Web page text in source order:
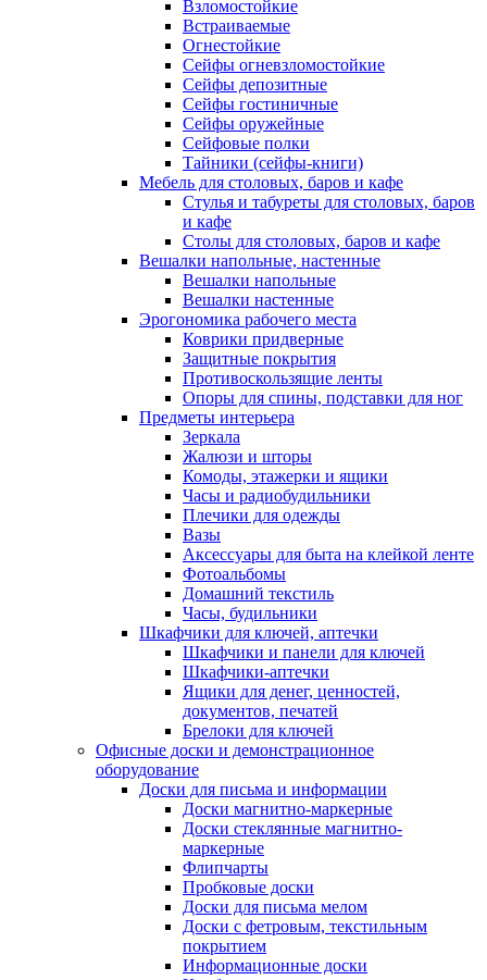
Взломостойкие
Встраиваемые
Огнестойкие
Сейфы огневзломостойкие
Сейфы депозитные
Сейфы гостиничные
Сейфы оружейные
Сейфовые полки
Тайники (сейфы-книги)
Мебель для столовых, баров и кафе
Стулья и табуреты для столовых, баров
и кафе
Столы для столовых, баров и кафе
Вешалки напольные, настенные
Вешалки напольные
Вешалки настенные
Эрогономика рабочего места
Коврики придверные
Защитные покрытия
Противоскользящие ленты
Опоры для спины, подставки для ног
Предметы интерьера
Зеркала
Жалюзи и шторы
Комоды, этажерки и ящики
Часы и радиобудильники
Плечики для одежды
Вазы
Аксессуары для быта на клейкой ленте
Фотоальбомы
Домашний текстиль
Часы, будильники
Шкафчики для ключей, аптечки
Шкафчики и панели для ключей
Шкафчики-аптечки
Ящики для денег, ценностей,
документов, печатей
Брелоки для ключей
Офисные доски и демонстрационное
оборудование
Доски для письма и информации
Доски магнитно-маркерные
Доски стеклянные магнитно-
маркерные
Флипчарты
Пробковые доски
Доски для письма мелом
Доски с фетровым, текстильным
покрытием
Информационные доски